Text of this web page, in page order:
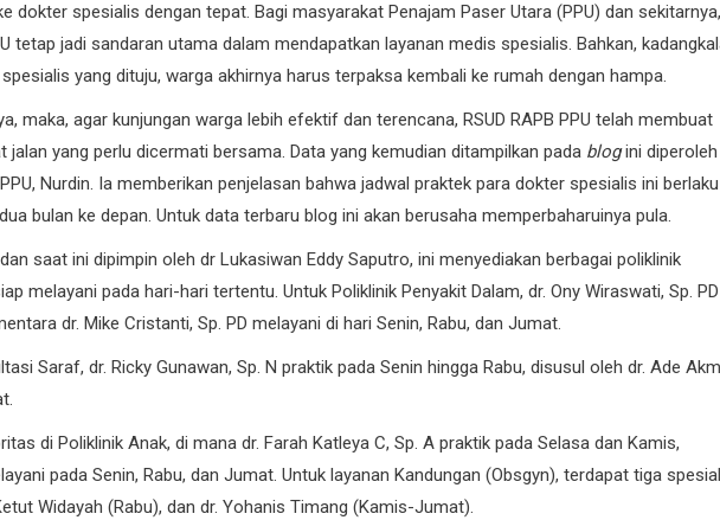
dokter spesialis dengan tepat. Bagi masyarakat Penajam Paser Utara (PPU) dan sekitarnya,
tetap jadi sandaran utama dalam mendapatkan layanan medis spesialis. Bahkan,
yang dituju, warga akhirnya harus terpaksa kembali ke rumah dengan hampa.
maka, agar kunjungan warga lebih efektif dan terencana, RSUD RAPB PPU telah membuat
jalan yang perlu dicermati bersama. Data yang kemudian ditampilkan pada blogini diperoleh
Nurdin. Ia memberikan penjelasan bahwa jadwal praktek para dokter spesialis ini berlaku
bulan ke depan. Untuk data terbaru blog ini akan berusaha memperbaharuinya pula.
saat ini dipimpin oleh dr Lukasiwan Eddy Saputro, ini menyediakan berbagai poliklinik
melayani pada hari-hari tertentu. Untuk Poliklinik Penyakit Dalam, dr. Ony Wiraswati, Sp. PD
dr. Mike Cristanti, Sp. PD melayani di hari Senin, Rabu, dan Jumat.
Saraf, dr. Ricky Gunawan, Sp. N praktik pada Senin hingga Rabu, disusul oleh dr. Ade
di Poliklinik Anak, di mana dr. Farah Katleya C, Sp. A praktik pada Selasa dan Kamis,
pada Senin, Rabu, dan Jumat. Untuk layanan Kandungan (Obsgyn), terdapat tiga
Widayah (Rabu), dan dr. Yohanis Timang (Kamis-Jumat).